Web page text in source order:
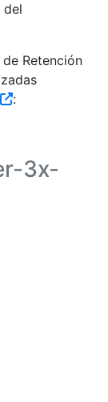
del
Retención
:
3x-